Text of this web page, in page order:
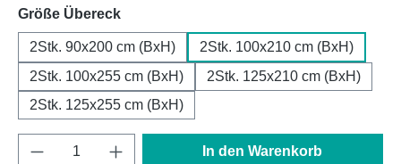
Größe Übereckauswählen
2Stk. 90x200 cm (BxH)
2Stk. 100x210 cm (BxH)
2Stk. 100x255 cm (BxH)
2Stk. 125x210 cm (BxH)
2Stk. 125x255 cm (BxH)
Produkt Anzahl: Gib den gewünschten
In den Warenkorb